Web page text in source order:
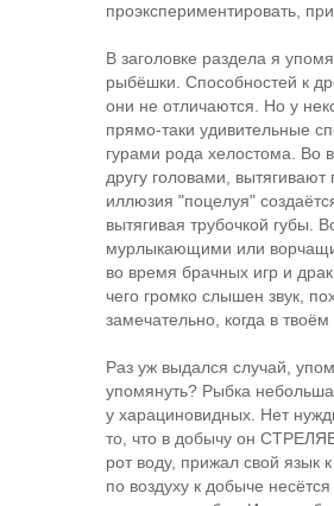
проэкспериментировать,
В заголовке раздела я
рыбёшки. Способностей к
они не отличаются. Но у
прямо-таки удивительные
гурами рода хелостома. Во
другу головами,
иллюзия "поцелуя"
вытягивая трубочкой губы.
мурлыкающими или
во время брачных игр и
чего громко слышен звук,
замечательно, когда в
Раз уж выдался случай,
упомянуть? Рыбка
у харациновидных. Нет
то, что в добычу он
рот воду, прижал свой язык
по воздуху к добыче